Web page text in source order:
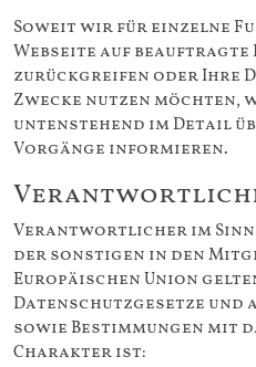
Soweit wir für einzelne
Webseite auf
zurückgreifen oder Ihre
Zwecke nutzen möchten,
untenstehend im Detail
Vorgänge informieren.
Verantwortlicher im Sinne
der sonstigen in den
Europäischen Union
Datenschutzgesetze
sowie Bestimmungen
Charakter ist: